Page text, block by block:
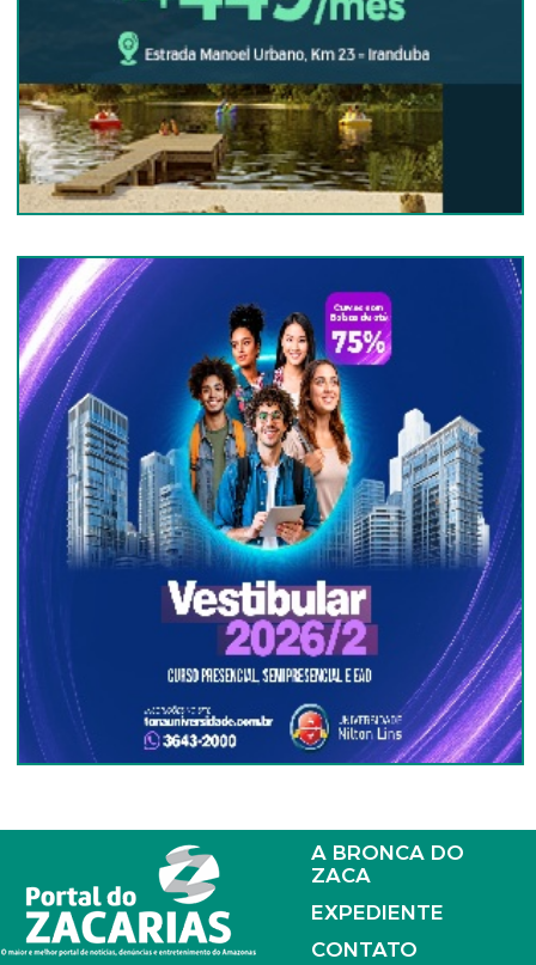
A BRONCA DO
ZACA
EXPEDIENTE
CONTATO